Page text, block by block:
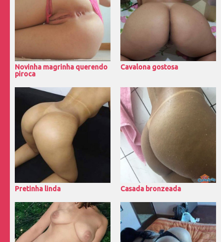
Novinha magrinha querendo
piroca
Cavalona gostosa
Pretinha linda Casada bronzeada